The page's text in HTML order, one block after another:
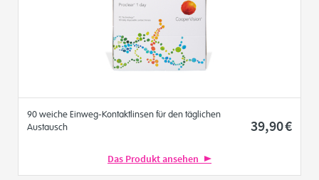
90 weiche Einweg-Kontaktlinsen für den täglichen
Austausch
39,90€
Das Produkt ansehen